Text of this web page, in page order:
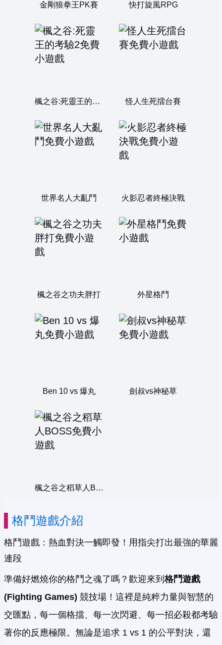
金剛狼拳王PK賽 快打旋風RPG
楓之谷:死靈王的考驗2 怪人生死擂台賽
世界名人大亂鬥 火影忍者終極決戰
楓之谷之功夫胖打 外星格鬥
Ben 10 vs 爆丸 劍叔vs神秘草
楓之谷之稻草人BOSS
格鬥遊戲介紹
格鬥遊戲：熱血對決一觸即發！用指尖打出最強的華麗
連段
準備好燃燒你的格鬥之魂了嗎？歡迎來到格鬥遊戲
(Fighting Games) 競技場！這裡是純粹力量與智慧的
交匯點，每一個格擋、每一次閃避、每一招必殺都考驗
著你的反應極限。無論是追求 1 vs 1 的公平對決，還